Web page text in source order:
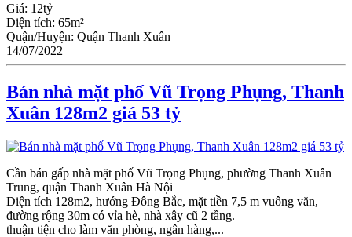
Giá: 12tỷ
Diện tích: 65m²
Quận/Huyện: Quận Thanh Xuân
14/07/2022
Bán nhà mặt phố Vũ Trọng Phụng, Thanh
Xuân 128m2 giá 53 tỷ
Cần bán gấp nhà mặt phố Vũ Trọng Phụng, phường Thanh Xuân
Trung, quận Thanh Xuân Hà Nội
Diện tích 128m2, hướng Đông Bắc, mặt tiền 7,5 m vuông văn,
đường rộng 30m có vỉa hè, nhà xây cũ 2 tầng.
thuận tiện cho làm văn phòng, ngân hàng,...